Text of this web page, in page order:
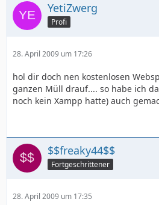
YetiZwerg
Profi
28. April 2009 um 17:26
hol dir doch nen kostenlosen
ganzen Müll drauf.... so habe ich
noch kein Xampp hatte) auch
$$freaky44$$
Fortgeschrittener
28. April 2009 um 17:35